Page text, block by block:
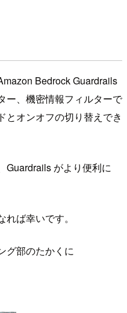
Bedrock Guardrails
ー、機密情報フィルターで
とオンオフの切り替えでき
Guardrails がより便利に
ば幸いです。
グ部のたかくに